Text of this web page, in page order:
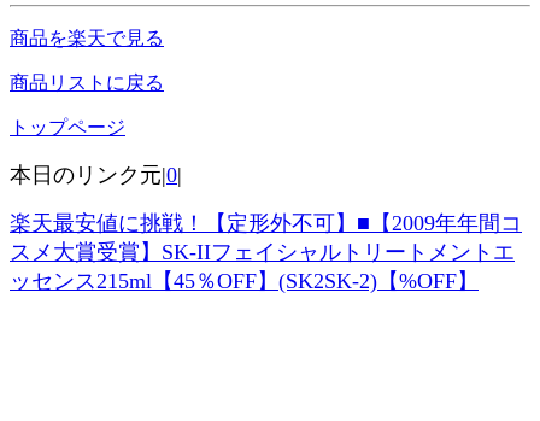
商品を楽天で見る
商品リストに戻る
トップページ
本日のリンク元|0|
楽天最安値に挑戦！【定形外不可】■【2009年年間コ
スメ大賞受賞】SK-IIフェイシャルトリートメントエ
ッセンス215ml【45％OFF】(SK2SK-2)【%OFF】